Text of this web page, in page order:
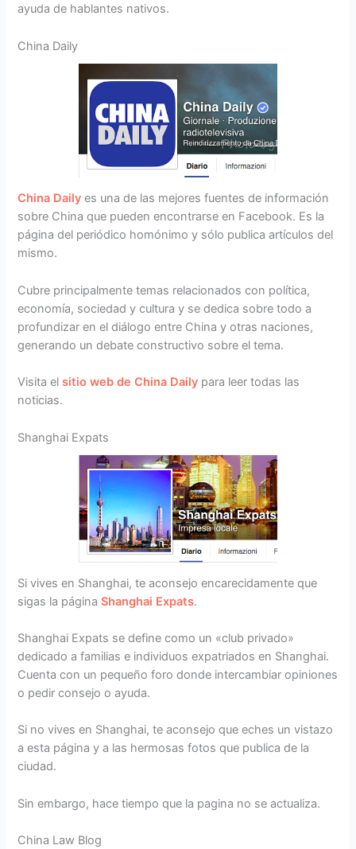
ayuda de hablantes nativos.
China Daily
China Daily es una de las mejores fuentes de información
sobre China que pueden encontrarse en Facebook. Es la
página del periódico homónimo y sólo publica artículos del
mismo.
Cubre principalmente temas relacionados con política,
economía, sociedad y cultura y se dedica sobre todo a
profundizar en el diálogo entre China y otras naciones,
generando un debate constructivo sobre el tema.
Visita elsitio web de China Daily para leer todas las
noticias.
Shanghai Expats
Si vives en Shanghai, te aconsejo encarecidamente que
sigas la páginaShanghai Expats.
Shanghai Expats se define como un «club privado»
dedicado a familias e individuos expatriados en Shanghai.
Cuenta con un pequeño foro donde intercambiar opiniones
o pedir consejo o ayuda.
Si no vives en Shanghai, te aconsejo que eches un vistazo
a esta página y a las hermosas fotos que publica de la
ciudad.
Sin embargo, hace tiempo que la pagina no se actualiza.
China Law Blog